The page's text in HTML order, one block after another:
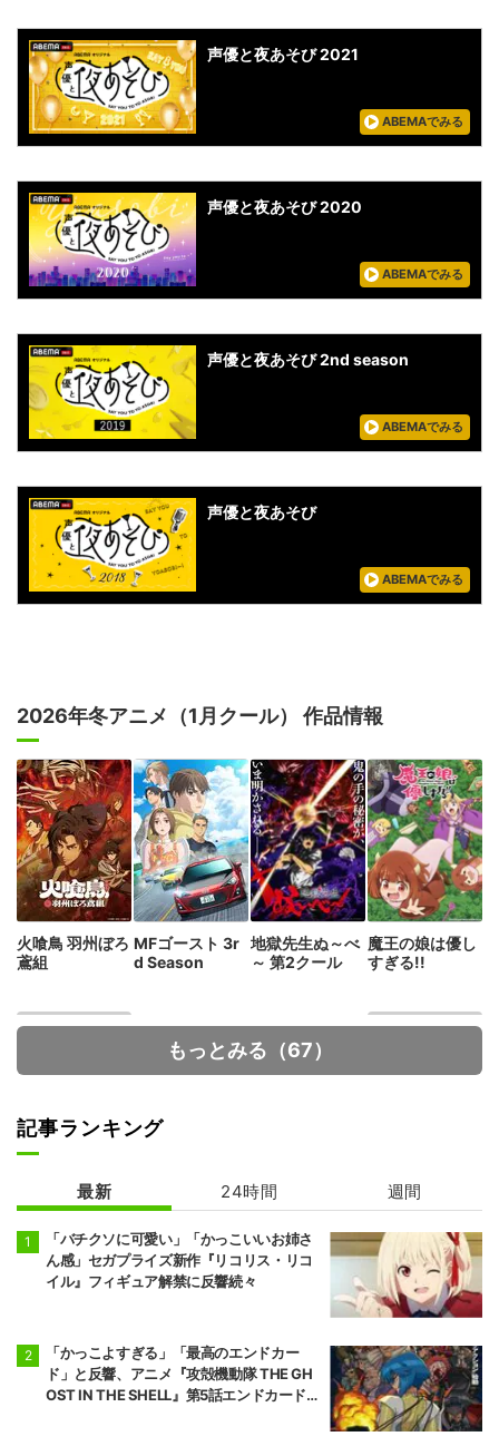
声優と夜あそび 2021
ABEMAでみる
声優と夜あそび 2020
ABEMAでみる
声優と夜あそび 2nd season
ABEMAでみる
声優と夜あそび
ABEMAでみる
2026年冬アニメ（1月クール） 作品情報
火喰鳥 羽州ぼろ
鳶組
MFゴースト 3r
d Season
地獄先生ぬ～べ
～ 第2クール
魔王の娘は優し
すぎる!!
幼馴染とはラブ
コメにならない
ダーウィン事変
もっとみる（67）
記事ランキング
最新 24時間 週間
「バチクソに可愛い」「かっこいいお姉さ
ん感」セガプライズ新作『リコリス・リコ
イル』フィギュア解禁に反響続々
「かっこよすぎる」「最高のエンドカー
ド」と反響、アニメ『攻殻機動隊 THE GH
OST IN THE SHELL』第5話エンドカード公